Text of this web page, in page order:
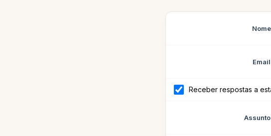
Nome
Email
Receber respostas a
Assunto